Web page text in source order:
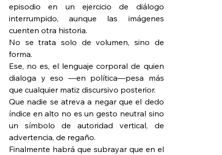
episodio en un ejercicio de diálogo
interrumpido, aunque las imágenes
cuenten otra historia.
No se trata solo de volumen, sino de
forma.
Ese, no es, el lenguaje corporal de quien
dialoga y eso —en política—pesa más
que cualquier matiz discursivo posterior.
Que nadie se atreva a negar que el dedo
índice en alto no es un gesto neutral sino
un símbolo de autoridad vertical, de
advertencia, de regaño.
Finalmente habrá que subrayar que en el